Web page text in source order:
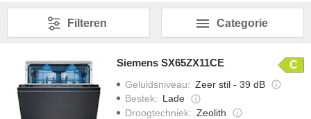
Categorie
Filteren
Siemens SX65ZX11CE C
Geluidsniveau: Zeer stil - 39 dB
Bestek: Lade
Droogtechniek: Zeolith